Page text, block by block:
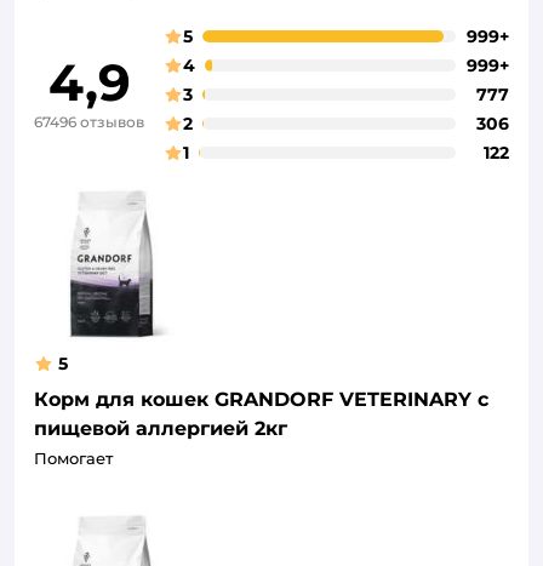
4,9
67496 отзывов
5
999+
4
999+
3
777
2
306
1
122
5
Корм для кошек GRANDORF VETERINARY с
пищевой аллергией 2кг
Помогает